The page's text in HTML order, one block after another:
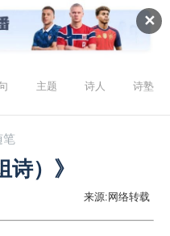
✕
主题 诗人 诗塾
笔
）》
来源:网络转载